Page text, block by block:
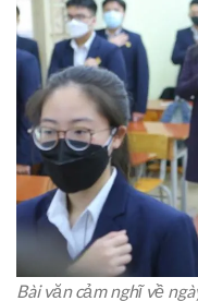
Bài văn cảm nghĩ về